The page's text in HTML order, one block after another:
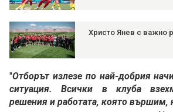
Христо Янев с важно
"Отборът излезе по най-добрия
ситуация. Всички в клуба
решения и работата, която вършим,